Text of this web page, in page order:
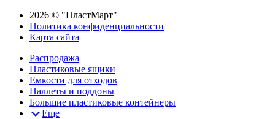
2026 © "ПластМарт"
Политика конфиденциальности
Карта сайта
Распродажа
Пластиковые ящики
Емкости для отходов
Паллеты и поддоны
Большие пластиковые контейнеры
Еще